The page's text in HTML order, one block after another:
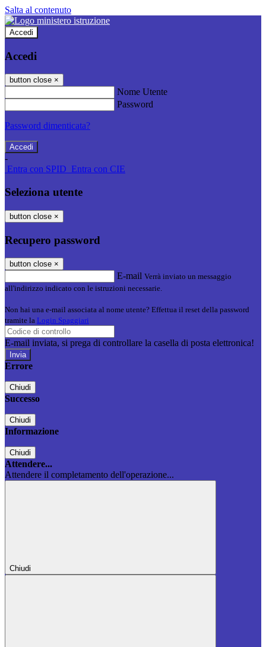
Salta al contenuto
Accedi
Accedi
button close ×
Nome Utente
Password
Password dimenticata?
-
Entra con SPID Entra con CIE
Seleziona utente
button close ×
Recupero password
button close ×
E-mail Verrà inviato un messaggio
all'indirizzo indicato con le istruzioni necessarie.
Non hai una e-mail associata al nome utente? Effettua il reset della password
tramite la Login Spaggiari
E-mail inviata, si prega di controllare la casella di posta elettronica!
Errore
Chiudi
Successo
Chiudi
Informazione
Chiudi
Attendere...
Attendere il completamento dell'operazione...
Chiudi